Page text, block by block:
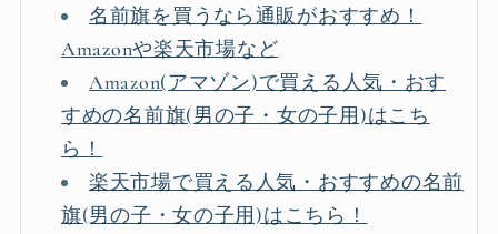
名前旗を買うなら通販がおすすめ！
Amazonや楽天市場など
Amazon(アマゾン)で買える人気・おす
すめの名前旗(男の子・女の子用)はこち
ら！
楽天市場で買える人気・おすすめの名前
旗(男の子・女の子用)はこちら！